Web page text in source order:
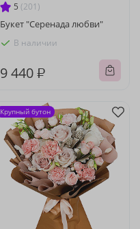
5 (201)
Букет "Серенада любви"
В наличии
9 440 ₽
Крупный бутон